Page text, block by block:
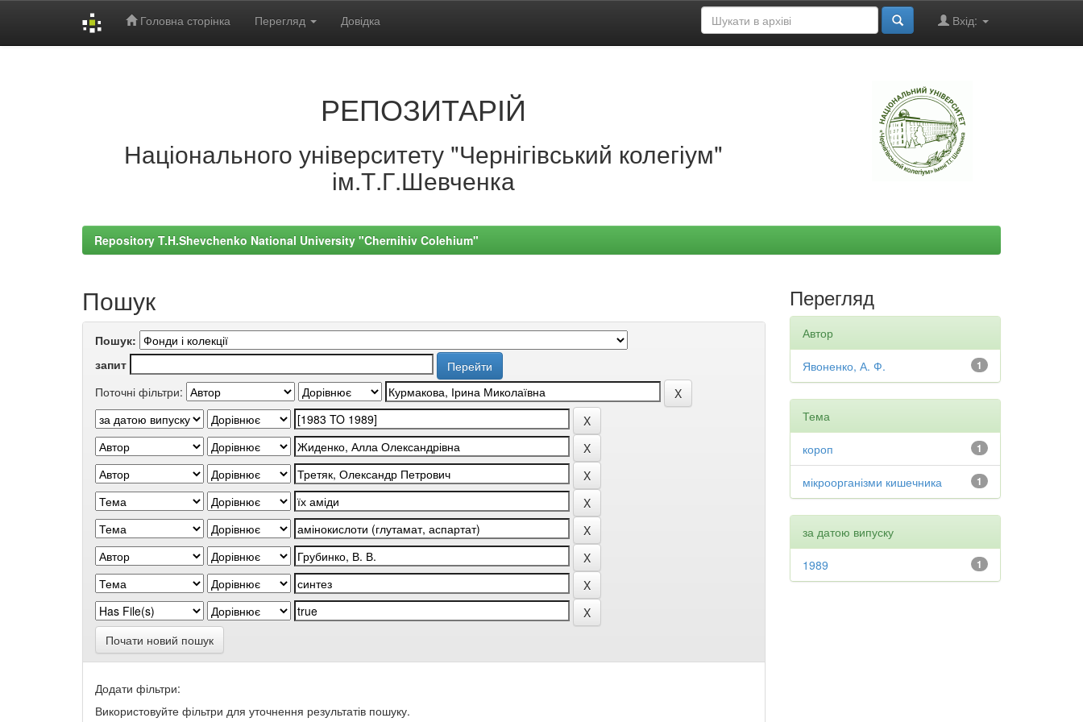
Головна сторінка Перегляд Довідка Вхід:
РЕПОЗИТАРІЙ
Національного університету "Чернігівський колегіум"
ім.Т.Г.Шевченка
Repository T.H.Shevchenko National University "Chernihiv Colehium"
Пошук
Пошук:
запит
Поточні фільтри:
Почати новий пошук
Додати фільтри:
Використовуйте фільтри для уточнення результатів пошуку.
Перегляд
Автор
1
Явоненко, А. Ф.
Тема
1
короп
1
мікроорганізми кишечника
за датою випуску
1
1989